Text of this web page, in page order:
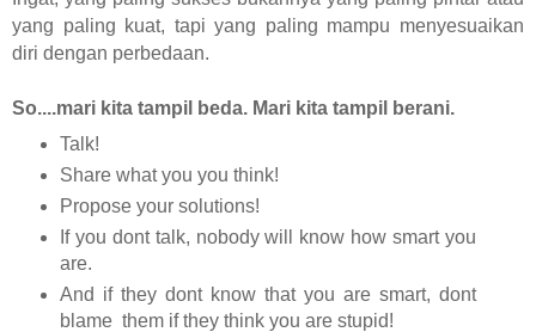
yang paling kuat, tapi yang paling mampu menyesuaikan
diri dengan perbedaan.
So....mari kita tampil beda. Mari kita tampil berani.
Talk!
Share what you you think!
Propose your solutions!
If you dont talk, nobody will know how smart you
are.
And if they dont know that you are smart, dont
blame them if they think you are stupid!